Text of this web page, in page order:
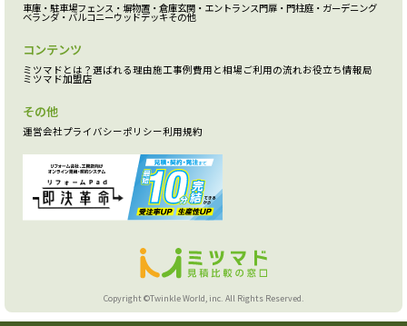
車庫・駐車場フェンス・塀物置・倉庫玄関・エントランス門扉・門柱庭・ガーデニング
ベランダ・バルコニーウッドデッキその他
コンテンツ
ミツマドとは？ 選ばれる理由施工事例費用と相場 ご利用の流れお役立ち情報局
ミツマド加盟店
その他
運営会社プライバシーポリシー利用規約
Copyright ©Twinkle World, inc. All Rights Reserved.